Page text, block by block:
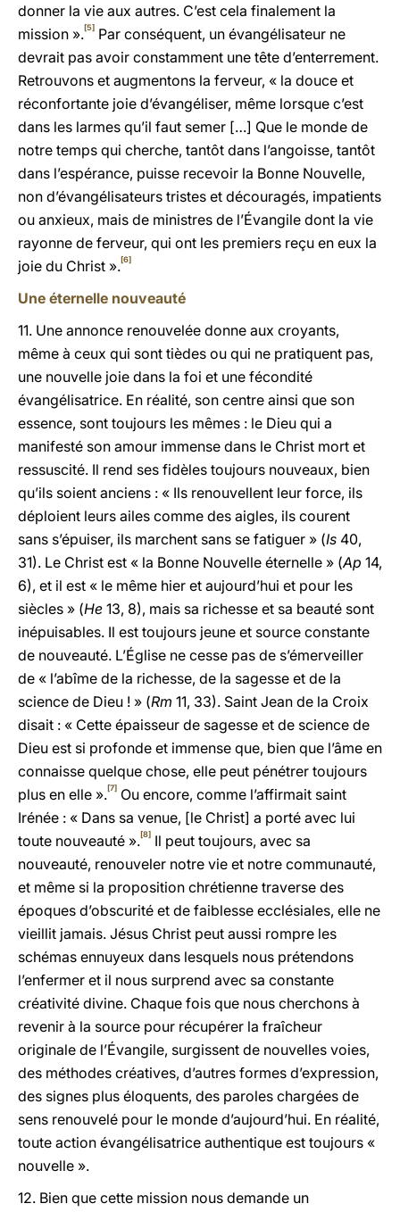
donner la vie aux autres. C’est cela finalement la
mission ».[5] Par conséquent, un évangélisateur ne
devrait pas avoir constamment une tête d’enterrement.
Retrouvons et augmentons la ferveur, « la douce et
réconfortante joie d’évangéliser, même lorsque c’est
dans les larmes qu’il faut semer […] Que le monde de
notre temps qui cherche, tantôt dans l’angoisse, tantôt
dans l’espérance, puisse recevoir la Bonne Nouvelle,
non d’évangélisateurs tristes et découragés, impatients
ou anxieux, mais de ministres de l’Évangile dont la vie
rayonne de ferveur, qui ont les premiers reçu en eux la
joie du Christ ».[6]
Une éternelle nouveauté
11. Une annonce renouvelée donne aux croyants,
même à ceux qui sont tièdes ou qui ne pratiquent pas,
une nouvelle joie dans la foi et une fécondité
évangélisatrice. En réalité, son centre ainsi que son
essence, sont toujours les mêmes : le Dieu qui a
manifesté son amour immense dans le Christ mort et
ressuscité. Il rend ses fidèles toujours nouveaux, bien
qu’ils soient anciens : « Ils renouvellent leur force, ils
déploient leurs ailes comme des aigles, ils courent
sans s’épuiser, ils marchent sans se fatiguer » (Is 40,
31). Le Christ est « la Bonne Nouvelle éternelle » (Ap 14,
6), et il est « le même hier et aujourd’hui et pour les
siècles » (He 13, 8), mais sa richesse et sa beauté sont
inépuisables. Il est toujours jeune et source constante
de nouveauté. L’Église ne cesse pas de s’émerveiller
de « l’abîme de la richesse, de la sagesse et de la
science de Dieu ! » (Rm 11, 33). Saint Jean de la Croix
disait : « Cette épaisseur de sagesse et de science de
Dieu est si profonde et immense que, bien que l’âme en
connaisse quelque chose, elle peut pénétrer toujours
plus en elle ».[7] Ou encore, comme l’affirmait saint
Irénée : « Dans sa venue, [le Christ] a porté avec lui
toute nouveauté ».[8] Il peut toujours, avec sa
nouveauté, renouveler notre vie et notre communauté,
et même si la proposition chrétienne traverse des
époques d’obscurité et de faiblesse ecclésiales, elle ne
vieillit jamais. Jésus Christ peut aussi rompre les
schémas ennuyeux dans lesquels nous prétendons
l’enfermer et il nous surprend avec sa constante
créativité divine. Chaque fois que nous cherchons à
revenir à la source pour récupérer la fraîcheur
originale de l’Évangile, surgissent de nouvelles voies,
des méthodes créatives, d’autres formes d’expression,
des signes plus éloquents, des paroles chargées de
sens renouvelé pour le monde d’aujourd’hui. En réalité,
toute action évangélisatrice authentique est toujours «
nouvelle ».
12. Bien que cette mission nous demande un